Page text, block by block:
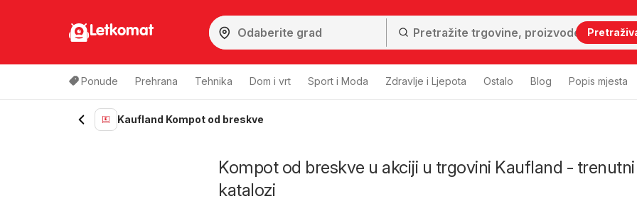
Letkomat
Ponude Prehrana Tehnika Dom i vrt Sport i Moda Zdravlje i Ljepota Ostalo Blog Popis mjesta
Kaufland Kompot od breskve
Kompot od breskve u akciji u trgovini Kaufland - trenutni
katalozi